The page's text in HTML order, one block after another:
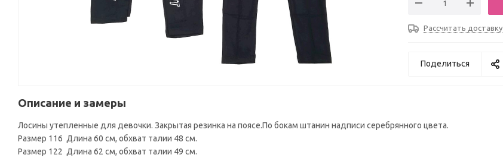
Рассчитать доставку
Поделиться
Описание и замеры
Лосины утепленные для девочки. Закрытая резинка на поясе.По бокам штанин надписи серебрянного цвета.
Размер 116 Длина 60 см, обхват талии 48 см.
Размер 122 Длина 62 см, обхват талии 49 см.